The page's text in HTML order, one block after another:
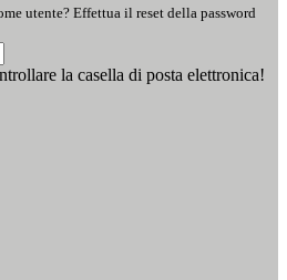
utente? Effettua il reset della password
la casella di posta elettronica!